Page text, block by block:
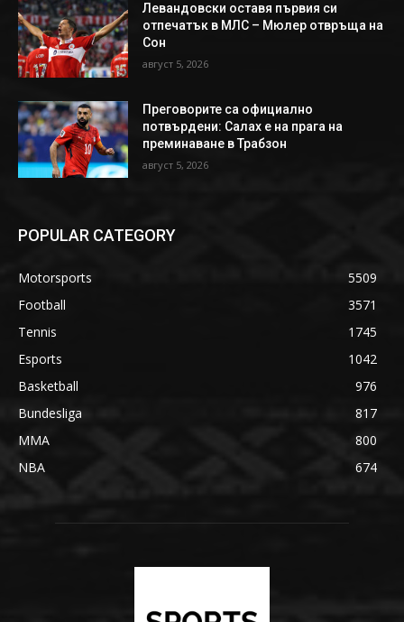
Левандовски оставя първия си
отпечатък в МЛС – Мюлер отвръща на
Сон
август 5, 2026
Преговорите са официално
потвърдени: Салах е на прага на
преминаване в Трабзон
август 5, 2026
POPULAR CATEGORY
Motorsports
5509
Football
3571
Tennis
1745
Esports
1042
Basketball
976
Bundesliga
817
MMA
800
NBA
674